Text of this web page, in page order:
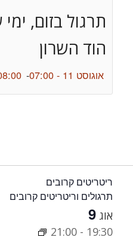
תרגול בזום,
הוד השרון
אוגוסט 11 - 07:00 -
ריטריטים קרובים
תרגולים וריטריטים קרובים
אוג 9
19:30
-
21:00